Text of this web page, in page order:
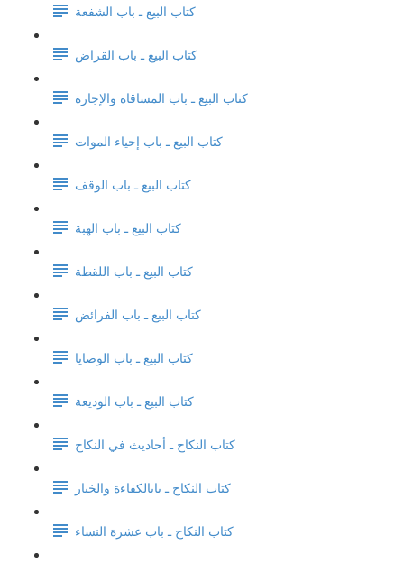
كتاب البيع ـ باب الشفعة
كتاب البيع ـ باب القراض
كتاب البيع ـ باب المساقاة والإجارة
كتاب البيع ـ باب إحياء الموات
كتاب البيع ـ باب الوقف
كتاب البيع ـ باب الهبة
كتاب البيع ـ باب اللقطة
كتاب البيع ـ باب الفرائض
كتاب البيع ـ باب الوصايا
كتاب البيع ـ باب الوديعة
كتاب النكاح ـ أحاديث في النكاح
كتاب النكاح ـ بابالكفاءة والخيار
كتاب النكاح ـ باب عشرة النساء